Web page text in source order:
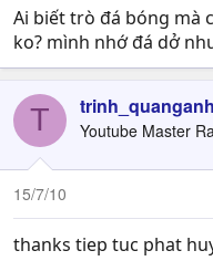
Ai biết trò đá bóng mà
ko? mình nhớ đá dở
T trinh_quanganh
Youtube Master
15/7/10
thanks tiep tuc phat